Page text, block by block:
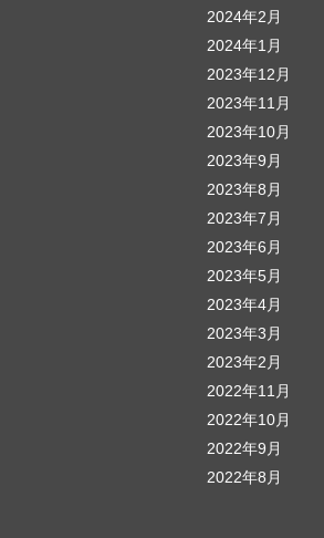
2024年2月
2024年1月
2023年12月
2023年11月
2023年10月
2023年9月
2023年8月
2023年7月
2023年6月
2023年5月
2023年4月
2023年3月
2023年2月
2022年11月
2022年10月
2022年9月
2022年8月